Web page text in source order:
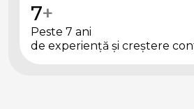
7+
Peste 7 ani
de experiență și creștere